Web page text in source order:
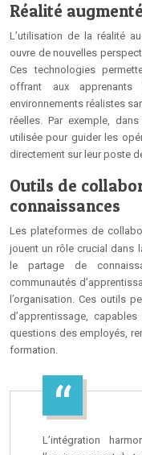
Réalité
L’utilisation de la réalité
ouvre de nouvelles
Ces technologies
offrant aux
environnements réalistes
réelles. Par exemple,
utilisée pour guider les
directement sur leur poste
Outils de
connaissances
Les plateformes de
jouent un rôle crucial dans
le partage de
communautés
l’organisation. Ces outils
d’apprentissage,
questions des employés,
formation.
L’intégration